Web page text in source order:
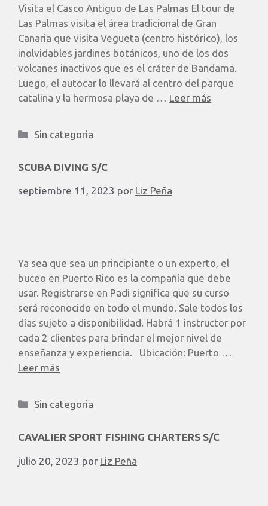
Visita el Casco Antiguo de Las Palmas ​El tour de
Las Palmas visita el área tradicional de Gran
Canaria que visita Vegueta (centro histórico), los
inolvidables jardines botánicos, uno de los dos
volcanes inactivos que es el cráter de Bandama.
Luego, el autocar lo llevará al centro del parque
catalina y la hermosa playa de … Leer más
Sin categoria
SCUBA DIVING S/C
septiembre 11, 2023 por Liz Peña
Ya sea que sea un principiante o un experto, el
buceo en Puerto Rico es la compañía que debe
usar. Registrarse en Padi significa que su curso
será reconocido en todo el mundo. Sale todos los
días sujeto a disponibilidad. Habrá 1 instructor por
cada 2 clientes para brindar el mejor nivel de
enseñanza y experiencia. ​ Ubicación: Puerto …
Leer más
Sin categoria
CAVALIER SPORT FISHING CHARTERS S/C
julio 20, 2023 por Liz Peña